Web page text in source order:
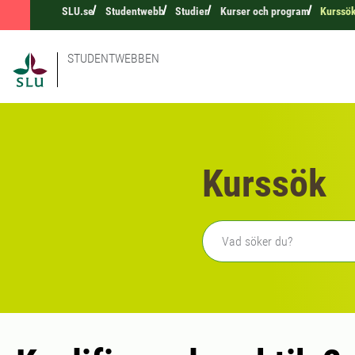
SLU.se Studentwebb Studier Kurser och program
STUDENTWEBBEN
Kurssök
Fritext sökning